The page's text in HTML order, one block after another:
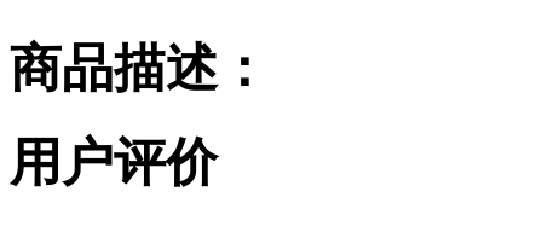
商品描述：
用户评价